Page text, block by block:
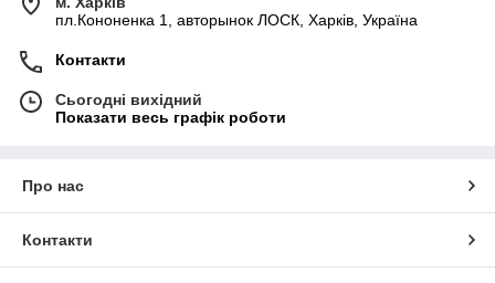
пл.Кононенка 1, авторынок ЛОСК, Харків, Україна
Контакти
Сьогодні вихідний
Показати весь графік роботи
Про нас
Контакти